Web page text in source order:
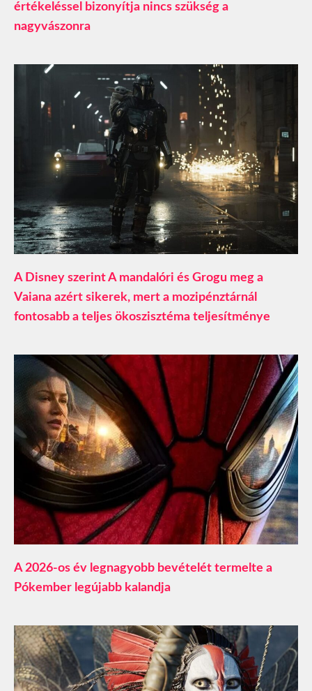
értékeléssel bizonyítja nincs szükség a
nagyvászonra
A Disney szerint A mandalóri és Grogu meg a
Vaiana azért sikerek, mert a mozipénztárnál
fontosabb a teljes ökoszisztéma teljesítménye
A 2026-os év legnagyobb bevételét termelte a
Pókember legújabb kalandja